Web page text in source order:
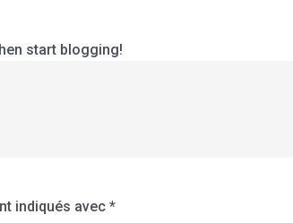
start blogging!
indiqués avec *